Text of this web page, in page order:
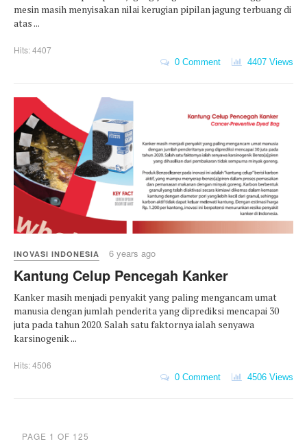
mesin masih menyisakan nilai kerugian pipilan jagung terbuang di
atas ...
Hits: 4407
0 Comment 4407 Views
INOVASI INDONESIA 6 years ago
Kantung Celup Pencegah Kanker
Kanker masih menjadi penyakit yang paling mengancam umat
manusia dengan jumlah penderita yang diprediksi mencapai 30
juta pada tahun 2020. Salah satu faktornya ialah senyawa
karsinogenik ...
Hits: 4506
0 Comment 4506 Views
PAGE 1 OF 125